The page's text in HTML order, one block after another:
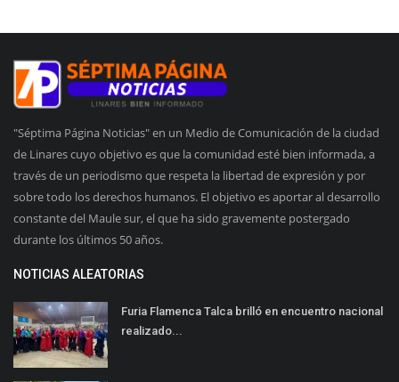
"Séptima Página Noticias" en un Medio de Comunicación de la ciudad
de Linares cuyo objetivo es que la comunidad esté bien informada, a
través de un periodismo que respeta la libertad de expresión y por
sobre todo los derechos humanos. El objetivo es aportar al desarrollo
constante del Maule sur, el que ha sido gravemente postergado
durante los últimos 50 años.
NOTICIAS ALEATORIAS
Furia Flamenca Talca brilló en encuentro nacional
realizado...